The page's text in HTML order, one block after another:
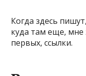
Когда здесь
куда там еще, мне
первых, ссылки.